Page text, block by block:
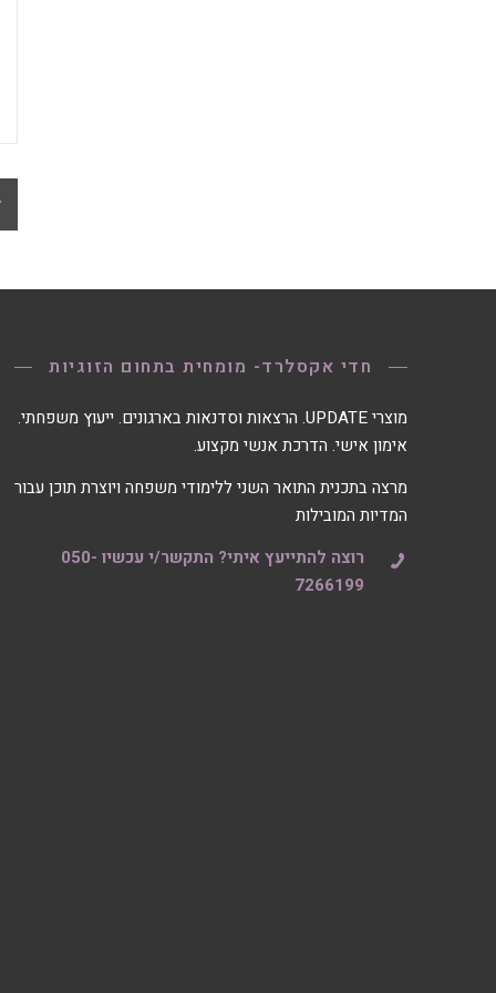
חדי אקסלרד- מומחית בתחום הזוגיות
מוצרי UPDATE. הרצאות וסדנאות בארגונים. ייעוץ משפחתי.
אימון אישי. הדרכת אנשי מקצוע.
מרצה בתכנית התואר השני ללימודי משפחה ויוצרת תוכן עבור
המדיות המובילות
רוצה להתייעץ איתי? התקשר/י עכשיו 050-
7266199